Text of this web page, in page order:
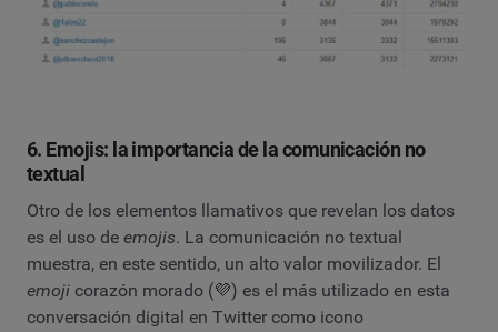
6. Emojis: la importancia de la comunicación no
textual
Otro de los elementos llamativos que revelan los datos
es el uso de emojis. La comunicación no textual
muestra, en este sentido, un alto valor movilizador. El
emoji corazón morado (💜) es el más utilizado en esta
conversación digital en Twitter como icono